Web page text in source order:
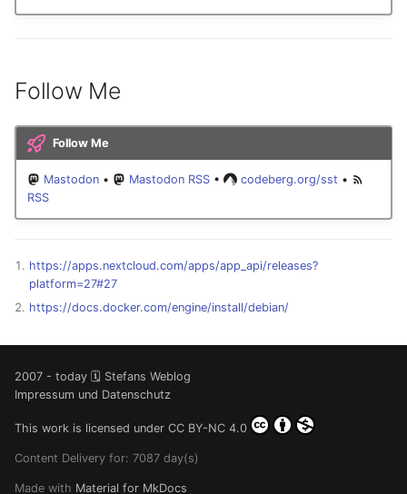
Follow Me
Follow Me
Mastodon• Mastodon RSS • codeberg.org/sst •
RSS
https://apps.nextcloud.com/apps/app_api/releases?
platform=27#27
https://docs.docker.com/engine/install/debian/
2007 - today 🗓️ Stefans Weblog
Impressum und Datenschutz
This work is licensed under CC BY-NC 4.0
Content Delivery for: 7087 day(s)
Made with Material for MkDocs